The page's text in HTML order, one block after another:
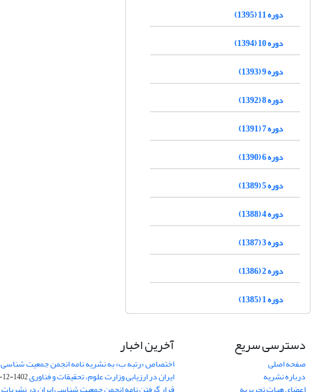
دوره 11 (1395)
دوره 10 (1394)
دوره 9 (1393)
دوره 8 (1392)
دوره 7 (1391)
دوره 6 (1390)
دوره 5 (1389)
دوره 4 (1388)
دوره 3 (1387)
دوره 2 (1386)
دوره 1 (1385)
دسترسی سریع
صفحه اصلی
درباره نشریه
آخرین اخبار
اختصاص «رتبه ب» به نشریه نامه انجمن جمعیت شناسی
ایران در ارزیابی وزارت علوم، تحقیقات و فناوری1402-12-08